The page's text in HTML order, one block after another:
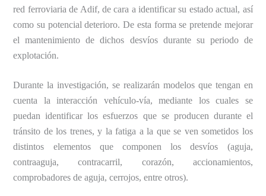
red ferroviaria de Adif, de cara a identificar su estado actual, así
como su potencial deterioro. De esta forma se pretende mejorar
el mantenimiento de dichos desvíos durante su periodo de
explotación.
Durante la investigación, se realizarán modelos que tengan en
cuenta la interacción vehículo-vía, mediante los cuales se
puedan identificar los esfuerzos que se producen durante el
tránsito de los trenes, y la fatiga a la que se ven sometidos los
distintos elementos que componen los desvíos (aguja,
contraaguja, contracarril, corazón, accionamientos,
comprobadores de aguja, cerrojos, entre otros).